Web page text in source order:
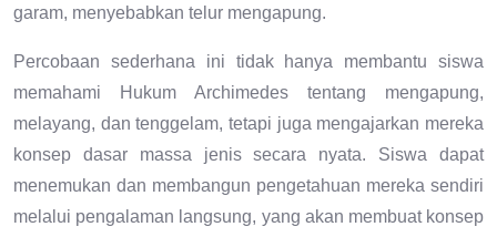
garam, menyebabkan telur mengapung.
Percobaan sederhana ini tidak hanya membantu siswa
memahami Hukum Archimedes tentang mengapung,
melayang, dan tenggelam, tetapi juga mengajarkan mereka
konsep dasar massa jenis secara nyata. Siswa dapat
menemukan dan membangun pengetahuan mereka sendiri
melalui pengalaman langsung, yang akan membuat konsep